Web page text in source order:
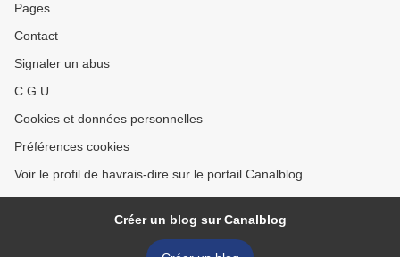
Pages
Contact
Signaler un abus
C.G.U.
Cookies et données personnelles
Préférences cookies
Voir le profil de havrais-dire sur le portail Canalblog
Créer un blog sur Canalblog